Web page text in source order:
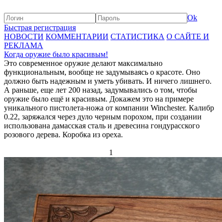
Ok
Быстрая регистрация
НОВОСТИ КОММЕНТАРИИ СТАТИСТИКА О САЙТЕ И
РЕКЛАМА
Когда оружие было красивым!
Это современное оружие делают максимально
функциональным, вообще не задумываясь о красоте. Оно
должно быть надежным и уметь убивать. И ничего лишнего.
А раньше, еще лет 200 назад, задумывались о том, чтобы
оружие было ещё и красивым. Докажем это на примере
уникального пистолета-ножа от компании Winchester. Калибр
0.22, заряжался через дуло черным порохом, при создании
использована дамасская сталь и древесина гондурасского
розового дерева. Коробка из ореха.
1